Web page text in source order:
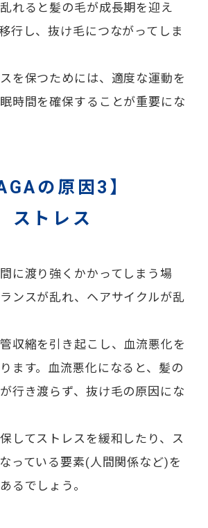
れると髪の毛が成長期を迎え
行し、抜け毛につながってしま
を保つためには、適度な運動を
時間を確保することが重要にな
の原因3】
ストレス
に渡り強くかかってしまう場
ンスが乱れ、ヘアサイクルが乱
収縮を引き起こし、血流悪化を
ます。血流悪化になると、髪の
行き渡らず、抜け毛の原因にな
してストレスを緩和したり、ス
っている要素(人間関係など)を
るでしょう。